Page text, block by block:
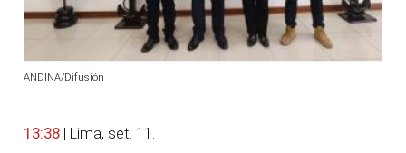
ANDINA/Difusión
13:38 | Lima, set. 11.